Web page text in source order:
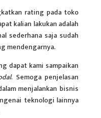
rating pada toko
kalian lakukan adalah
sederhana saja sudah
mendengarnya.
dapat kami sampaikan
. Semoga penjelasan
menjalankan bisnis
teknologi lainnya